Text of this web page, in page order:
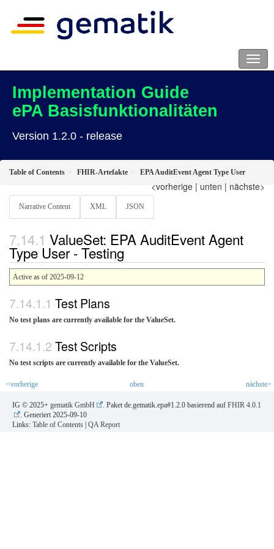
Implementation Guide
ePA Basisfunktionalitäten
Version 1.2.0 - release
Table of Contents FHIR-Artefakte EPA AuditEvent Agent Type User
<vorherige | unten | nächste>
Narrative Content XML JSON
ValueSet: EPA AuditEvent Agent
Type User - Testing
Active as of 2025-09-12
Test Plans
No test plans are currently available for the ValueSet.
Test Scripts
No test scripts are currently available for the ValueSet.
<vorherige oben nächste>
IG © 2025+ gematik GmbH . Paket de.gematik.epa#1.2.0 basierend auf FHIR 4.0.1
. Generiert 2025-09-10
Links: Table of Contents | QA Report